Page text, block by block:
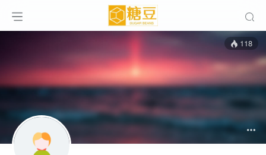
118